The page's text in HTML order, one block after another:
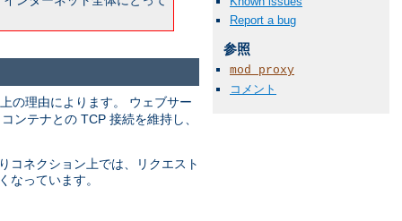
Report a bug
参照
mod_proxy
コメント
の理由によります。 ウェブサー
ンテナとの TCP 接続を維持し、
コネクション上では、リクエスト
なっています。